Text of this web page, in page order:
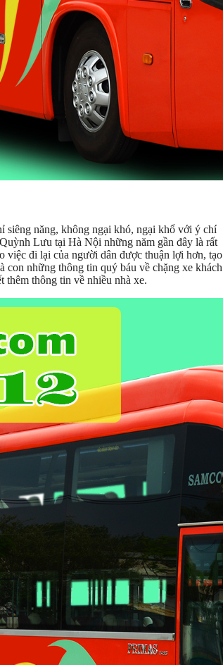
năng, không ngại khó, ngại khổ với ý chí
Lưu tại Hà Nội những năm gần đây là rất
việc đi lại của người dân được thuận lợi hơn, tạo
những thông tin quý báu về chặng xe khách
thêm thông tin về nhiều nhà xe.